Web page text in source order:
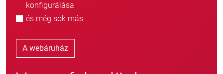
konfigurálása
és még sok más
A webáruház